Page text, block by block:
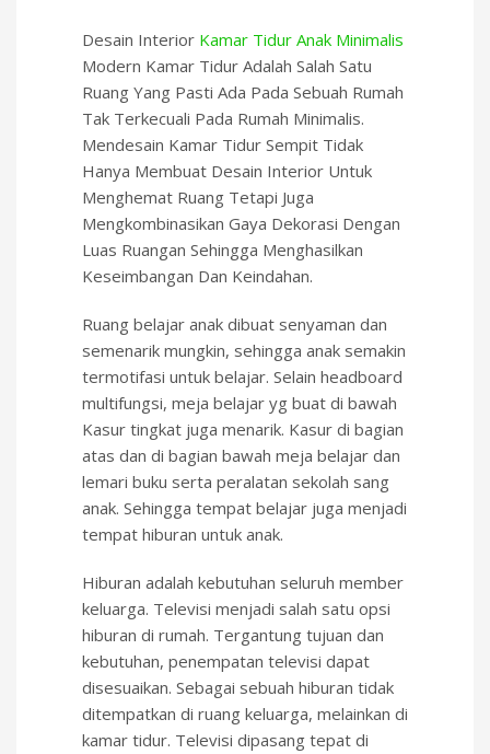
Desain Interior Kamar Tidur Anak Minimalis
Modern Kamar Tidur Adalah Salah Satu
Ruang Yang Pasti Ada Pada Sebuah Rumah
Tak Terkecuali Pada Rumah Minimalis.
Mendesain Kamar Tidur Sempit Tidak
Hanya Membuat Desain Interior Untuk
Menghemat Ruang Tetapi Juga
Mengkombinasikan Gaya Dekorasi Dengan
Luas Ruangan Sehingga Menghasilkan
Keseimbangan Dan Keindahan.
Ruang belajar anak dibuat senyaman dan
semenarik mungkin, sehingga anak semakin
termotifasi untuk belajar. Selain headboard
multifungsi, meja belajar yg buat di bawah
Kasur tingkat juga menarik. Kasur di bagian
atas dan di bagian bawah meja belajar dan
lemari buku serta peralatan sekolah sang
anak. Sehingga tempat belajar juga menjadi
tempat hiburan untuk anak.
Hiburan adalah kebutuhan seluruh member
keluarga. Televisi menjadi salah satu opsi
hiburan di rumah. Tergantung tujuan dan
kebutuhan, penempatan televisi dapat
disesuaikan. Sebagai sebuah hiburan tidak
ditempatkan di ruang keluarga, melainkan di
kamar tidur. Televisi dipasang tepat di